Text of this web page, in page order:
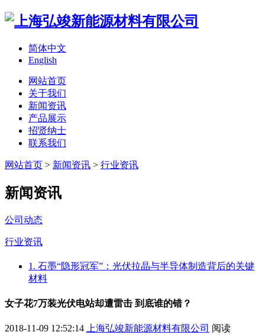
简体中文
English
网站首页
关于我们
新闻资讯
产品展示
招贤纳士
联系我们
网站首页 > 新闻资讯 > 行业资讯
新闻资讯
公司动态
行业资讯
1. 石墨“隐形冠军”：光伏拉晶与半导体制造背后的关键
材料
女子花7万装光伏电站却遭雷击 到底谁的错？
2018-11-09 12:52:14 上海弘竣新能源材料有限公司 阅读